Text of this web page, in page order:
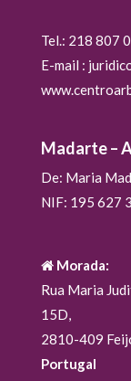
Tel.: 218 807
E-mail :
Madarte –
De: Maria
NIF: 195 627
Morada:
Rua Maria
15D,
2810-409
Portugal